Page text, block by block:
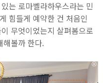
는 로마벨라하우스라는 민
힘들게 예약한 건 처음인
무엇이었는지 살펴봄으로
해볼까 한다.